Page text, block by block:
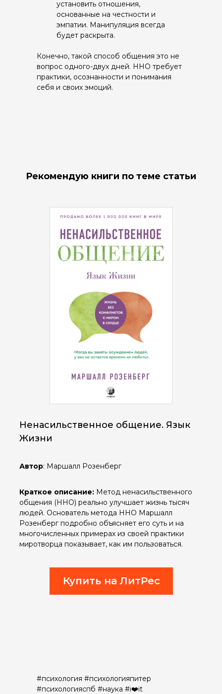
установить отношения,
основанные на честности и
эмпатии. Манипуляция всегда
будет раскрыта.
Конечно, такой способ общения это не
вопрос одного-двух дней. ННО требует
практики, осознанности и понимания
себя и своих эмоций.
Ненасильственное общение. Язык
Жизни
Рекомендую книги по теме статьи
Автор: Маршалл Розенберг
Краткое описание: Метод ненасильственного
общения (ННО) реально улучшает жизнь тысяч
людей. Основатель метода ННО Маршалл
Розенберг подробно объясняет его суть и на
многочисленных примерах из своей практики
миротворца показывает, как им пользоваться.
Купить на ЛитРес
#психология #психологияпитер
#психологияспб #наука #i❤️it